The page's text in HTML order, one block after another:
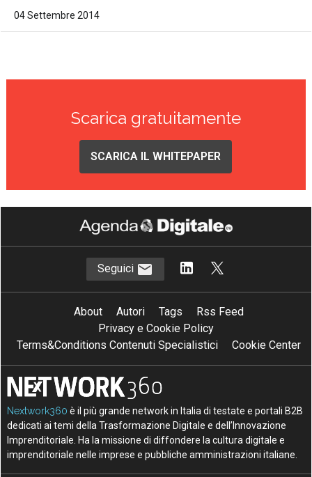
04 Settembre 2014
Scarica gratuitamente
SCARICA IL WHITEPAPER
Seguici
About Autori Tags
Rss Feed
Privacy e Cookie Policy
Terms&Conditions Contenuti Specialistici
Cookie Center
Nextwork360 è il più grande network in Italia di testate e portali B2B
dedicati ai temi della Trasformazione Digitale e dell’Innovazione
Imprenditoriale. Ha la missione di diffondere la cultura digitale e
imprenditoriale nelle imprese e pubbliche amministrazioni italiane.